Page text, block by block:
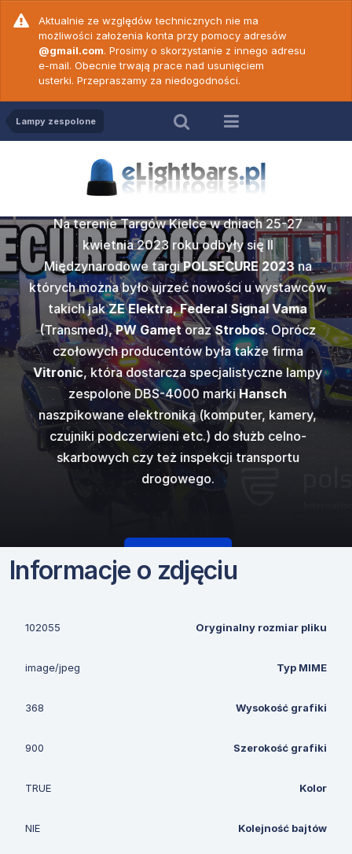
Aktualnie ze względów technicznych nie ma
możliwości założenia konta przy pomocy adresów
@gmail.com. Prosimy o skorzystanie z innego adresu
e-mail. Obecnie trwają prace nad usunięciem
usterki. Przepraszamy za niedogodności.
Lampy zespolone
18 -
N ver
jednym z
dźwięków
N ver Eod
19 -
do
prawidłową
się na
Code 3w
europejski...
w Kielcach
tego
służb
obfitowała w
i
Relacja z POLSECURE
2023
Na terenie Targów Kielce w dniach 25-27
kwietnia 2023 roku odbyły się II
Międzynarodowe targiPOLSECURE 2023na
których można było ujrzeć nowości u wystawców
takich jakZE Elektra,Federal Signal Vama
(Transmed),PW GametorazStrobos. Oprócz
czołowych producentów była także firma
Vitronic, która dostarcza specjalistyczne lampy
zespolone DBS-4000 markiHansch
naszpikowane elektroniką (komputer, kamery,
czujniki podczerwieni etc.) do służb celno-
skarbowych czy też inspekcji transportu
drogowego.
ZE
Popularna
2000marki
wersji
może być
gazowego,
innych w
PW
Nadszedł
Wam
Po
Informacje o zdjęciu
Oryginalny rozmiar pliku
102055
Typ MIME
image/jpeg
Wysokość grafiki
368
Szerokość grafiki
900
Kolor
TRUE
Kolejność bajtów
NIE